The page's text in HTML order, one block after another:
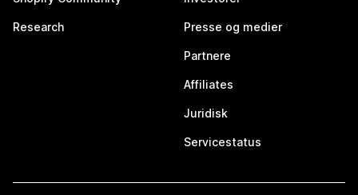
Research Presse og medier
Partnere
Affiliates
Juridisk
Servicestatus